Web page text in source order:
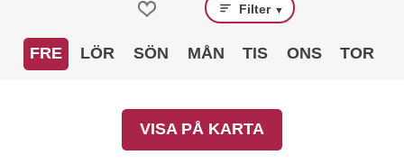
Filter ▼
FRE LÖR SÖN MÅN TIS ONS TOR
VISA PÅ KARTA